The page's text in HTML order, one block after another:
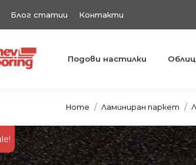
Блог статии Контакти
настилки Подови настилки
Home Ламиниран паркет